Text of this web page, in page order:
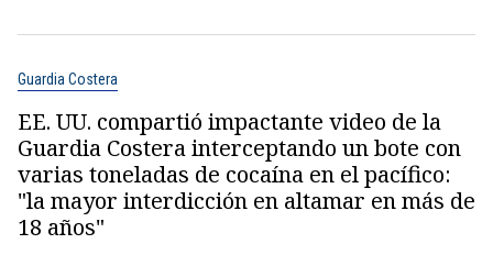
Guardia Costera
EE. UU. compartió impactante video de la
Guardia Costera interceptando un bote con
varias toneladas de cocaína en el pacífico:
"la mayor interdicción en altamar en más de
18 años"